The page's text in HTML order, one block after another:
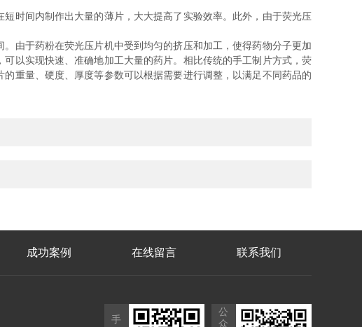
时间内制作出大量的薄片，大大提高了实验效率。此外，由于荧光压
由于药粉在荧光压片机中受到均匀的挤压和加工，使得药物分子更加
以实现快速、准确地加工大量的药片。相比传统的手工制片方式，荧
重量、硬度、厚度等参数可以根据需要进行调整，以满足不同药品的
成功案例 在线留言 联系我们
手
公
众